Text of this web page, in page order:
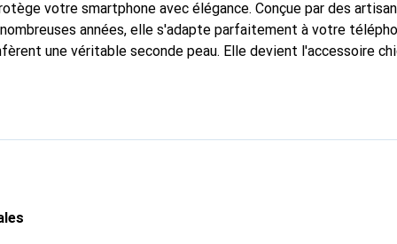
votre smartphone avec élégance. Conçue par des
années, elle s'adapte parfaitement à votre
une véritable seconde peau. Elle devient l'accessoire